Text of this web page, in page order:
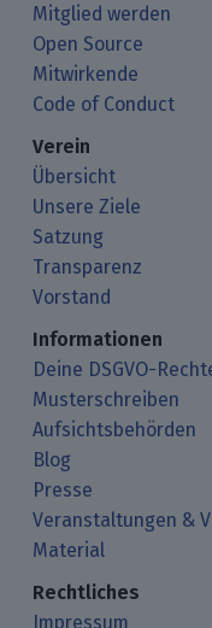
Mitglied werden
Open Source
Mitwirkende
Code of Conduct
Verein
Übersicht
Unsere Ziele
Satzung
Transparenz
Vorstand
Informationen
Deine DSGVO-
Musterschreiben
Aufsichtsbehörden
Blog
Presse
Veranstaltungen &
Material
Rechtliches
Impressum